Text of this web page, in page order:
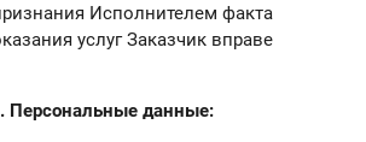
Исполнителем факта
услуг Заказчик вправе
Персональные данные: